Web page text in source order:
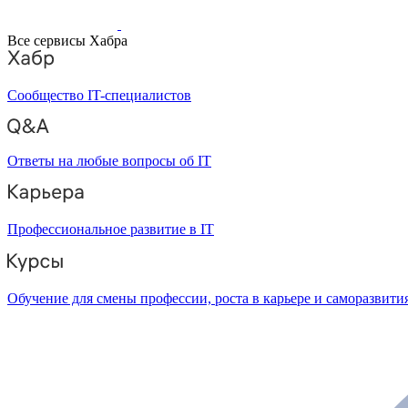
Все сервисы Хабра
Сообщество IT-специалистов
Ответы на любые вопросы об IT
Профессиональное развитие в IT
Обучение для смены профессии, роста в карьере и